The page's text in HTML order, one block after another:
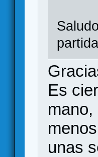
Es
unas